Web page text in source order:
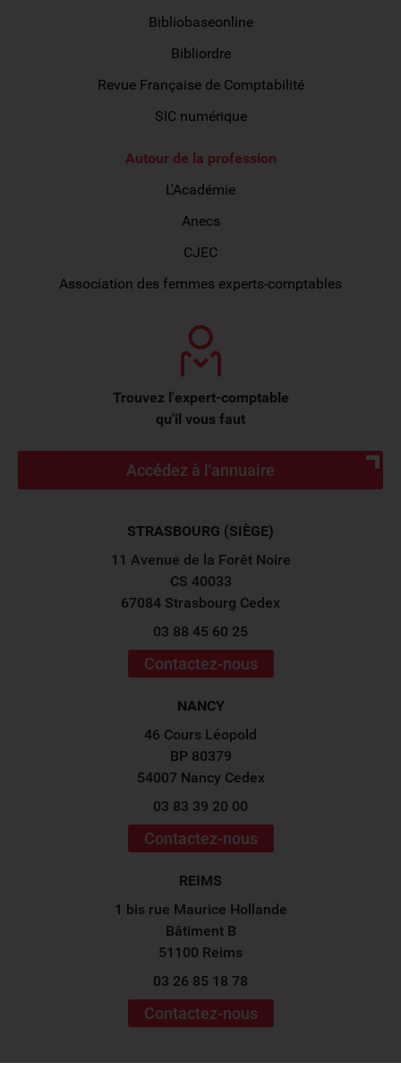
Bibliobaseonline
Bibliordre
Revue Française de Comptabilité
SIC numérique
Autour de la profession
L'Académie
Anecs
CJEC
Association des femmes experts-comptables
Trouvez l'expert-comptable
qu'il vous faut
Accédez à l'annuaire
STRASBOURG (SIÈGE)
11 Avenue de la Forêt Noire
CS 40033
67084 Strasbourg Cedex
03 88 45 60 25
Contactez-nous
NANCY
46 Cours Léopold
BP 80379
54007 Nancy Cedex
03 83 39 20 00
Contactez-nous
REIMS
1 bis rue Maurice Hollande
Bâtiment B
51100 Reims
03 26 85 18 78
Contactez-nous